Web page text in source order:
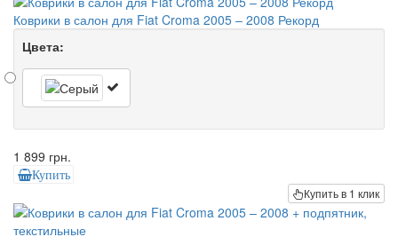
Коврики в салон для Fiat Croma 2005 – 2008 Рекорд
Цвета:
1 899 грн.
Купить
Купить в 1 клик